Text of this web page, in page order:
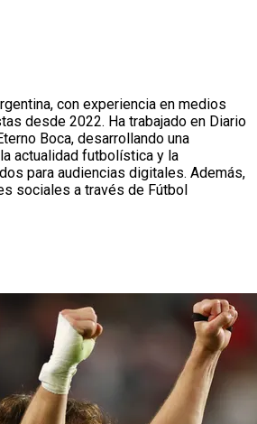
con experiencia en medios
desde 2022. Ha trabajado en Diario
Boca, desarrollando una
actualidad futbolística y la
para audiencias digitales. Además,
sociales a través de Fútbol